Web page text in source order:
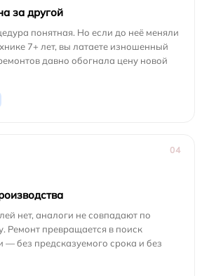
за другой
понятная. Но если до неё меняли
7+ лет, вы латаете изношенный
давно обогнала цену новой
04
нет, аналоги не совпадают по
Ремонт превращается в поиск
— без предсказуемого срока и без